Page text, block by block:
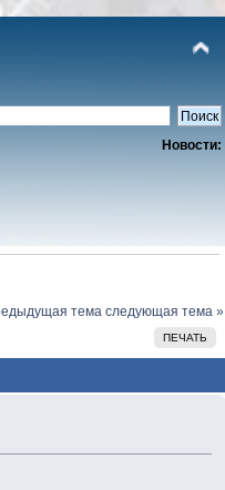
Новости:
тема следующая тема »
ПЕЧАТЬ